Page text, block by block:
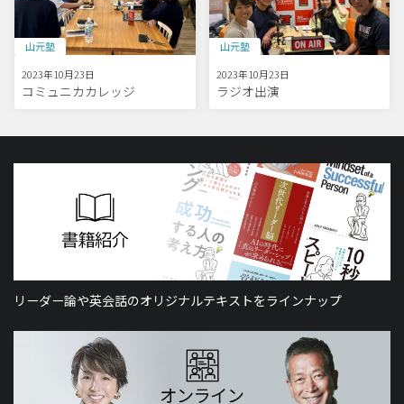
山元塾
2023年10月23日
コミュニカカレッジ
山元塾
2023年10月23日
ラジオ出演
リーダー論や英会話のオリジナルテキストをラインナップ